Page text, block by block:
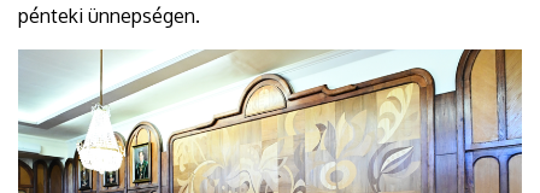
pénteki ünnepségen.